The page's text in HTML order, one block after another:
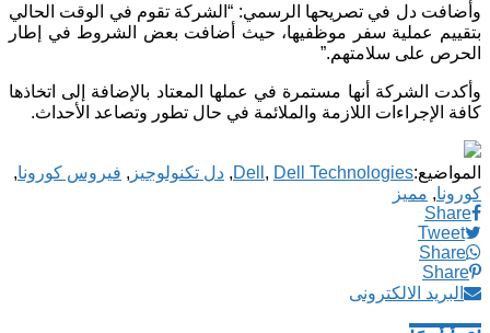
وأضافت دل في تصريحها الرسمي: “الشركة تقوم في الوقت الحالي
بتقييم عملية سفر موظفيها، حيث أضافت بعض الشروط في إطار
الحرص على سلامتهم.”
وأكدت الشركة أنها مستمرة في عملها المعتاد بالإضافة إلى اتخاذها
كافة الإجراءات اللازمة والملائمة في حال تطور وتصاعد الأحداث.
المواضيع: Dell , Dell Technologies
, دل تكنولوجيز , فيروس كورونا,
كورونا, مميز
Share
Tweet
Share
Share
البريد الالكترونى